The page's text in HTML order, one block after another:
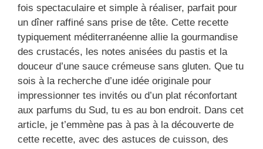
fois spectaculaire et simple à réaliser, parfait pour
un dîner raffiné sans prise de tête. Cette recette
typiquement méditerranéenne allie la gourmandise
des crustacés, les notes anisées du pastis et la
douceur d’une sauce crémeuse sans gluten. Que tu
sois à la recherche d’une idée originale pour
impressionner tes invités ou d’un plat réconfortant
aux parfums du Sud, tu es au bon endroit. Dans cet
article, je t’emmène pas à pas à la découverte de
cette recette, avec des astuces de cuisson, des